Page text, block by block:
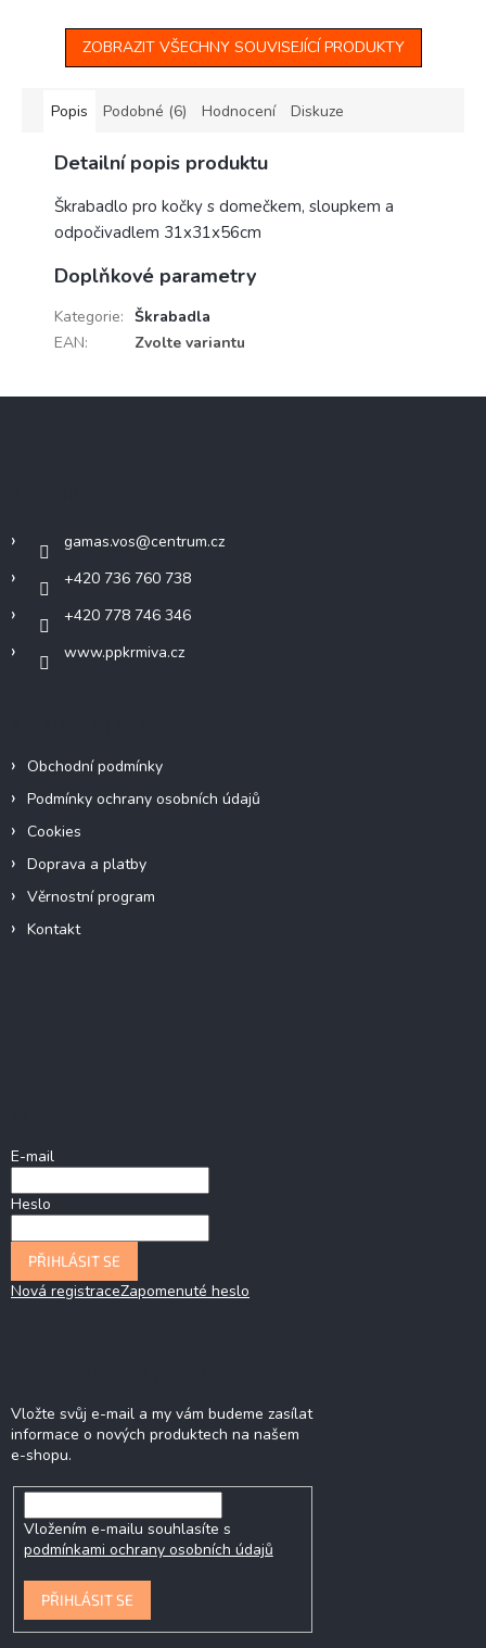
ZOBRAZIT VŠECHNY SOUVISEJÍCÍ PRODUKTY
Popis Podobné (6) Hodnocení Diskuze
Detailní popis produktu
Škrabadlo pro kočky s domečkem, sloupkem a
odpočivadlem 31x31x56cm
Doplňkové parametry
Kategorie: Škrabadla
EAN: Zvolte variantu
gamas.vos@centrum.cz
+420 736 760 738
+420 778 746 346
www.ppkrmiva.cz
Obchodní podmínky
Podmínky ochrany osobních údajů
Cookies
Doprava a platby
Věrnostní program
Kontakt
E-mail
Heslo
PŘIHLÁSIT SE
Nová registraceZapomenuté heslo
Vložte svůj e-mail a my vám budeme zasílat
informace o nových produktech na našem
e-shopu.
Vložením e-mailu souhlasíte s
podmínkami ochrany osobních údajů
PŘIHLÁSIT SE